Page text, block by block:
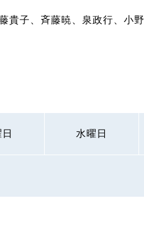
貴子、斉藤暁、泉政行、小
水曜日